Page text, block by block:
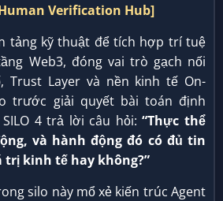
Verification Hub]
tảng kỹ thuật để tích hợp trí tuệ
Web3, đóng vai trò gạch nối
Trust Layer và nền kinh tế On-
trước giải quyết bài toán định
SILO 4 trả lời câu hỏi:“Thực thể
và hành động đó có đủ tin
trị kinh tế hay không?”
silo này mổ xẻ kiến trúc Agent